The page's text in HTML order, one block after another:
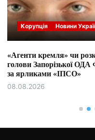
Корупція Новини
«Агенти кремля» чи
голови Запорізької ОДА
за ярликами «ІПСО»
08.08.2026